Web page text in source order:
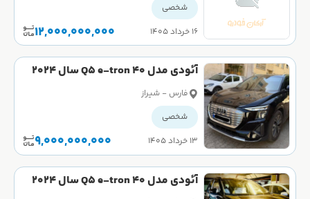
شخصی
۱۶ خرداد ۱۴۰۵
12,000,000,000
آئودی مدل Q5 e-tron 40 سال 2024
کارکرده
فارس - شیراز
شخصی
۱۳ خرداد ۱۴۰۵
9,000,000,000
آئودی مدل Q5 e-tron 40 سال 2024